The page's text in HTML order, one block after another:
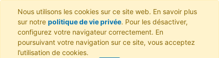
Nous utilisons les cookies sur ce site web. En savoir plus
sur notre politique de vie privée. Pour les désactiver,
configurez votre navigateur correctement. En
poursuivant votre navigation sur ce site, vous acceptez
l’utilisation de cookies.